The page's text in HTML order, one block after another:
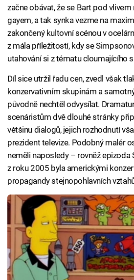
začne obávat, že se Bart pod
gayem, a tak synka vezme na
zakončený kultovní scénou v
z mála příležitostí, kdy se
utahování si z tématu cloumajícího
Díl sice utržil řadu cen, zvedl však
konzervativním skupinám a
původně nechtěl odvysílat.
scenáristům dvě dlouhé stránky
většinu dialogů, jejich rozhodnutí
prezident televize. Podobný malér
neměli naposledy – rovněž epizoda
z roku 2005 byla americkými
propagandy stejnopohlavních